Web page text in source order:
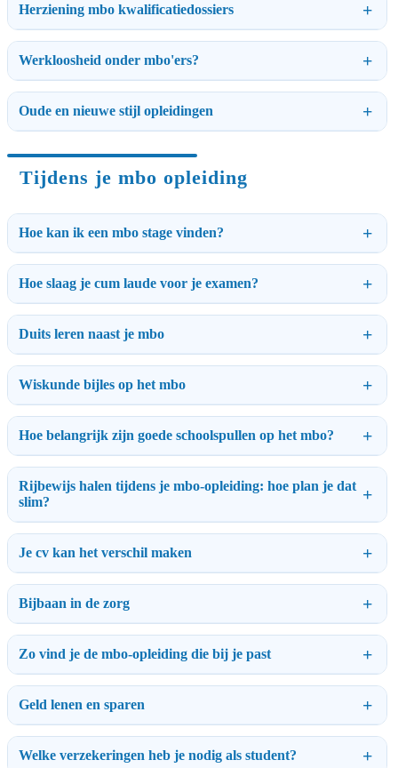
Herziening mbo kwalificatiedossiers
Werkloosheid onder mbo'ers?
Oude en nieuwe stijl opleidingen
Tijdens je mbo opleiding
Hoe kan ik een mbo stage vinden?
Hoe slaag je cum laude voor je examen?
Duits leren naast je mbo
Wiskunde bijles op het mbo
Hoe belangrijk zijn goede schoolspullen op het mbo?
Rijbewijs halen tijdens je mbo-opleiding: hoe plan je dat
slim?
Je cv kan het verschil maken
Bijbaan in de zorg
Zo vind je de mbo-opleiding die bij je past
Geld lenen en sparen
Welke verzekeringen heb je nodig als student?